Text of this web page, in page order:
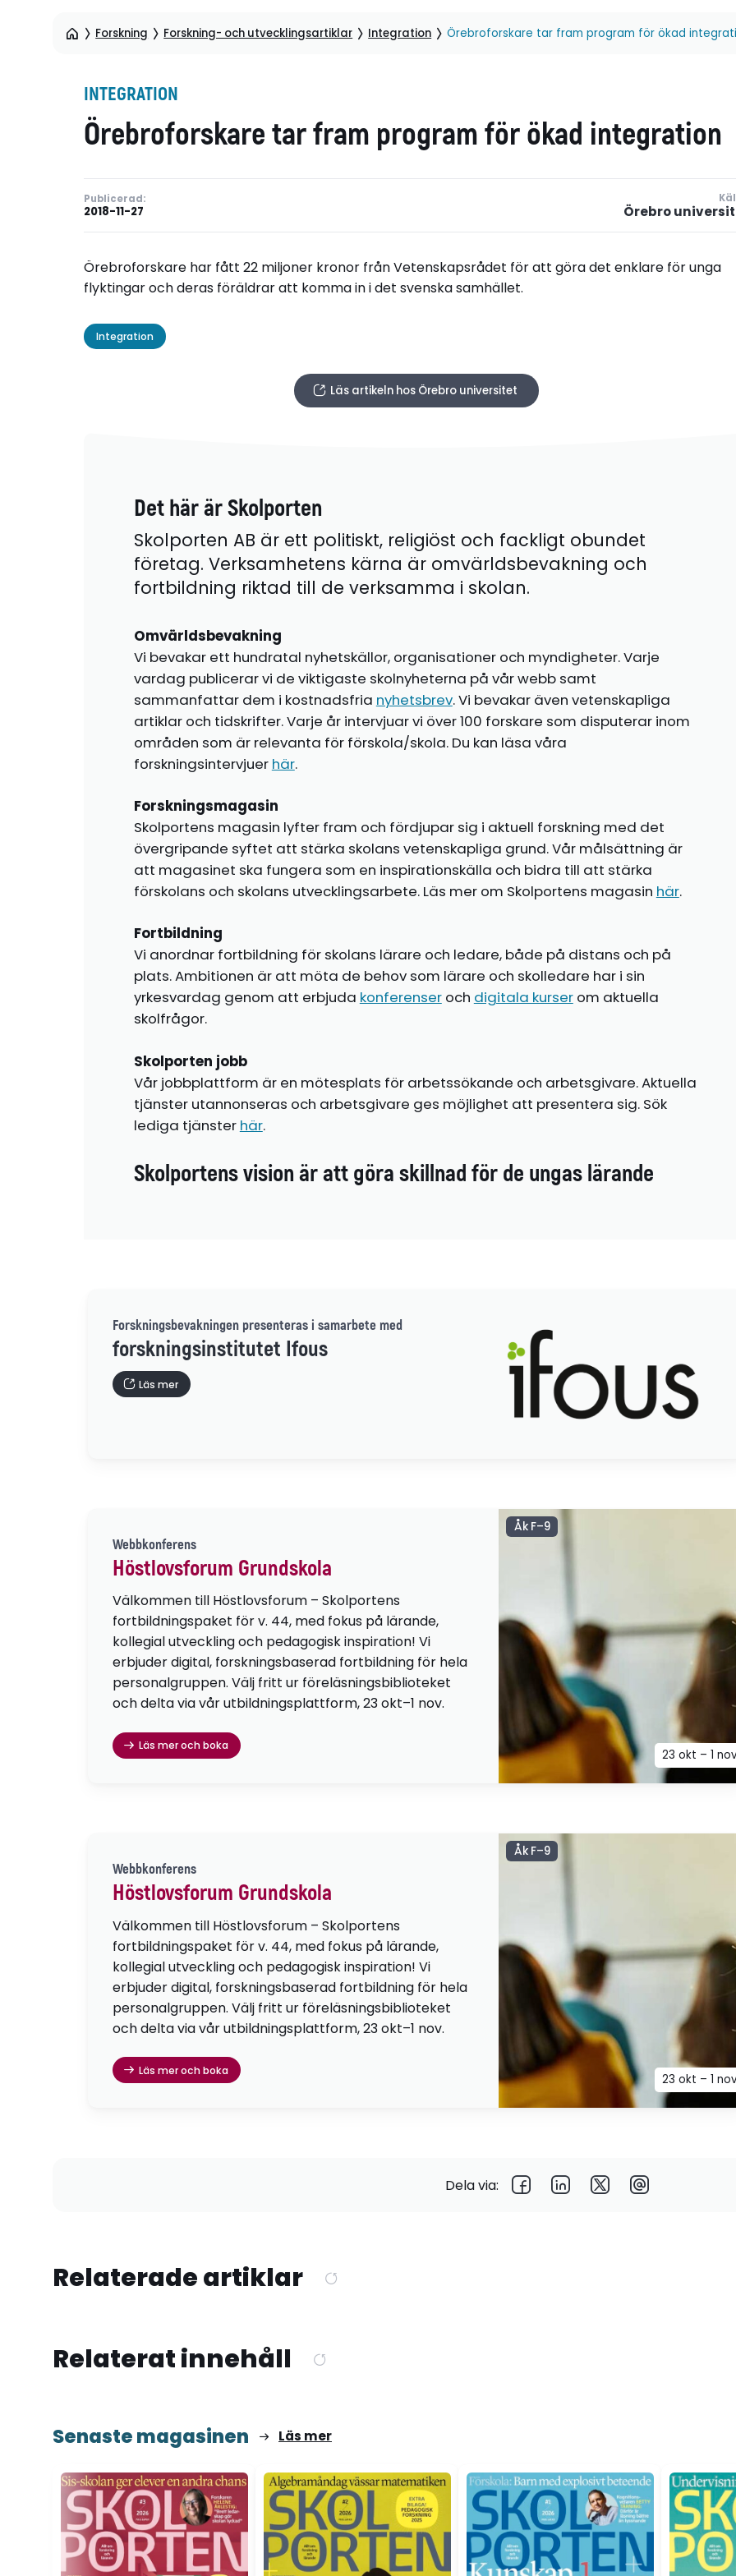
Forskning Forskning- och utvecklingsartiklar Integration Örebroforskare tar fram program för ökad
INTEGRATION
Örebroforskare tar fram program för ökad integration
Publicerad:
2018-11-27 Örebro
Örebroforskare har fått 22 miljoner kronor från Vetenskapsrådet för att göra det enklare för unga
flyktingar och deras föräldrar att komma in i det svenska samhället.
Integration
Läs artikeln hos Örebro universitet
Det här är Skolporten
Skolporten AB är ett politiskt, religiöst och fackligt obundet
företag. Verksamhetens kärna är omvärldsbevakning och
fortbildning riktad till de verksamma i skolan.
Omvärldsbevakning
Vi bevakar ett hundratal nyhetskällor, organisationer och myndigheter. Varje
vardag publicerar vi de viktigaste skolnyheterna på vår webb samt
sammanfattar dem i kostnadsfria nyhetsbrev. Vi bevakar även vetenskapliga
artiklar och tidskrifter. Varje år intervjuar vi över 100 forskare som disputerar inom
områden som är relevanta för förskola/skola. Du kan läsa våra
forskningsintervjuer här.
Forskningsmagasin
Skolportens magasin lyfter fram och fördjupar sig i aktuell forskning med det
övergripande syftet att stärka skolans vetenskapliga grund. Vår målsättning är
att magasinet ska fungera som en inspirationskälla och bidra till att stärka
förskolans och skolans utvecklingsarbete. Läs mer om Skolportens magasin här.
Fortbildning
Vi anordnar fortbildning för skolans lärare och ledare, både på distans och på
plats. Ambitionen är att möta de behov som lärare och skolledare har i sin
yrkesvardag genom att erbjuda konferenseroch digitala kurserom aktuella
skolfrågor.
Skolporten jobb
Vår jobbplattform är en mötesplats för arbetssökande och arbetsgivare. Aktuella
tjänster utannonseras och arbetsgivare ges möjlighet att presentera sig. Sök
lediga tjänster här.
Skolportens vision är att göra skillnad för de ungas lärande
Forskningsbevakningen presenteras i samarbete med
forskningsinstitutet Ifous
Läs mer
Webbkonferens
Höstlovsforum Grundskola
Välkommen till Höstlovsforum – Skolportens
fortbildningspaket för v. 44, med fokus på lärande,
kollegial utveckling och pedagogisk inspiration! Vi
erbjuder digital, forskningsbaserad fortbildning för hela
personalgruppen. Välj fritt ur föreläsningsbiblioteket
och delta via vår utbildningsplattform, 23 okt–1 nov.
Läs mer och boka
Åk F–9
23 okt – 1
Webbkonferens
Höstlovsforum Grundskola
Välkommen till Höstlovsforum – Skolportens
fortbildningspaket för v. 44, med fokus på lärande,
kollegial utveckling och pedagogisk inspiration! Vi
erbjuder digital, forskningsbaserad fortbildning för hela
personalgruppen. Välj fritt ur föreläsningsbiblioteket
och delta via vår utbildningsplattform, 23 okt–1 nov.
Läs mer och boka
Åk F–9
23 okt – 1
Dela via:
Relaterade artiklar
Relaterat innehåll
Senaste magasinen Läs mer